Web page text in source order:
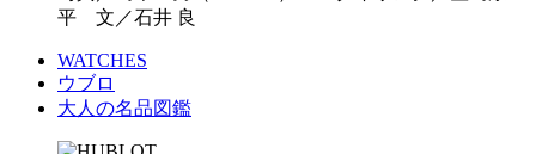
平 文／石井 良
WATCHES
ウブロ
大人の名品図鑑